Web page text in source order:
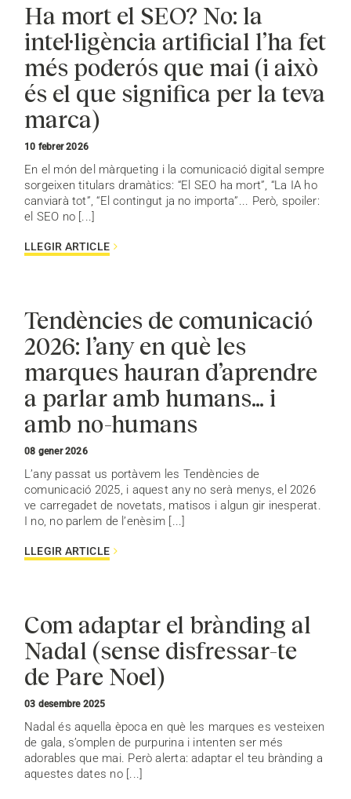
Ha mort el SEO? No: la
intel·ligència artificial l’ha fet
més poderós que mai (i això
és el que significa per la teva
marca)
10 febrer 2026
En el món del màrqueting i la comunicació digital sempre
sorgeixen titulars dramàtics: “El SEO ha mort”, “La IA ho
canviarà tot”, “El contingut ja no importa”... Però, spoiler:
el SEO no [...]
LLEGIR ARTICLE
Tendències de comunicació
2026: l’any en què les
marques hauran d’aprendre
a parlar amb humans… i
amb no-humans
08 gener 2026
L’any passat us portàvem les Tendències de
comunicació 2025, i aquest any no serà menys, el 2026
ve carregadet de novetats, matisos i algun gir inesperat.
I no, no parlem de l’enèsim [...]
LLEGIR ARTICLE
Com adaptar el brànding al
Nadal (sense disfressar-te
de Pare Noel)
03 desembre 2025
Nadal és aquella època en què les marques es vesteixen
de gala, s’omplen de purpurina i intenten ser més
adorables que mai. Però alerta: adaptar el teu brànding a
aquestes dates no [...]